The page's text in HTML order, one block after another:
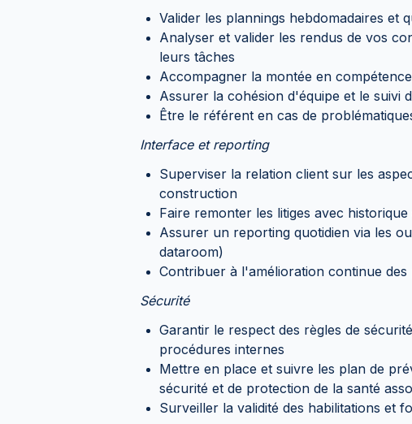
Valider les plannings hebdomadaires et
Analyser et valider les rendus de vos
leurs tâches
Accompagner la montée en
Assurer la cohésion d'équipe et le suivi
Être le référent en cas de
Interface et reporting
Superviser la relation client sur les
construction
Faire remonter les litiges avec
Assurer un reporting quotidien via les
dataroom)
Contribuer à l'amélioration continue des
Sécurité
Garantir le respect des règles de
procédures internes
Mettre en place et suivre les plan de
sécurité et de protection de la santé
Surveiller la validité des habilitations et